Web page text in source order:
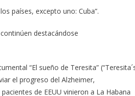
países, excepto uno: Cuba”.
destacándose
“El sueño de Teresita”
el progreso del Alzheimer,
de EEUU vinieron a La Habana